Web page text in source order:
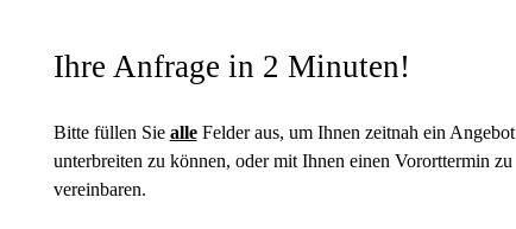
Ihre Anfrage in 2 Minuten!
Bitte füllen Sie alleFelder aus, um Ihnen zeitnah ein Angebot
unterbreiten zu können, oder mit Ihnen einen Vororttermin zu
vereinbaren.